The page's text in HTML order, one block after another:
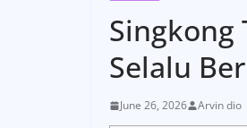
Singkong
Selalu
June 26, 2026 Arvin dio